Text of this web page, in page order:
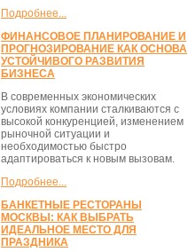
Подробнее...
ФИНАНСОВОЕ ПЛАНИРОВАНИЕ И
ПРОГНОЗИРОВАНИЕ КАК ОСНОВА
УСТОЙЧИВОГО РАЗВИТИЯ
БИЗНЕСА
В современных экономических
условиях компании сталкиваются с
высокой конкуренцией, изменением
рыночной ситуации и
необходимостью быстро
адаптироваться к новым вызовам.
Подробнее...
БАНКЕТНЫЕ РЕСТОРАНЫ
МОСКВЫ: КАК ВЫБРАТЬ
ИДЕАЛЬНОЕ МЕСТО ДЛЯ
ПРАЗДНИКА